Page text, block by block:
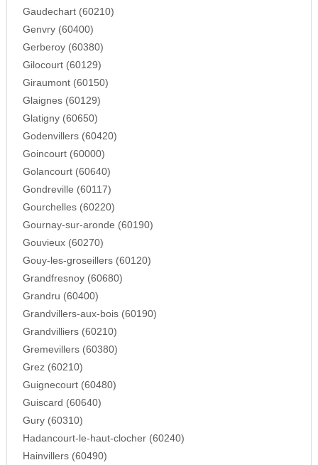
Gaudechart (60210)
Genvry (60400)
Gerberoy (60380)
Gilocourt (60129)
Giraumont (60150)
Glaignes (60129)
Glatigny (60650)
Godenvillers (60420)
Goincourt (60000)
Golancourt (60640)
Gondreville (60117)
Gourchelles (60220)
Gournay-sur-aronde (60190)
Gouvieux (60270)
Gouy-les-groseillers (60120)
Grandfresnoy (60680)
Grandru (60400)
Grandvillers-aux-bois (60190)
Grandvilliers (60210)
Gremevillers (60380)
Grez (60210)
Guignecourt (60480)
Guiscard (60640)
Gury (60310)
Hadancourt-le-haut-clocher (60240)
Hainvillers (60490)